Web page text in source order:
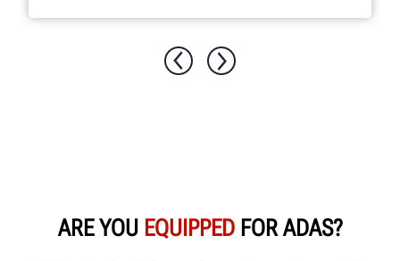
ARE YOU EQUIPPEDFOR ADAS?